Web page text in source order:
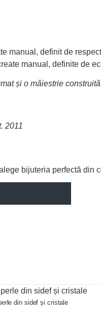
manual, definit de
manual, definite de
și o măiestrie
2011
bijuteria perfectă
din sidef și cristale